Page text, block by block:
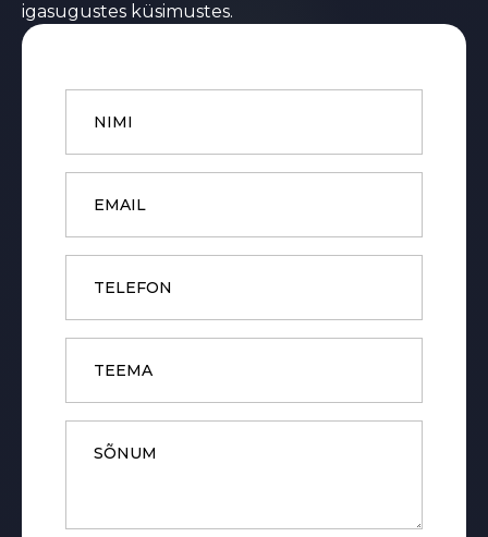
igasugustes küsimustes.
Name
Email
Phone
Subject
Message